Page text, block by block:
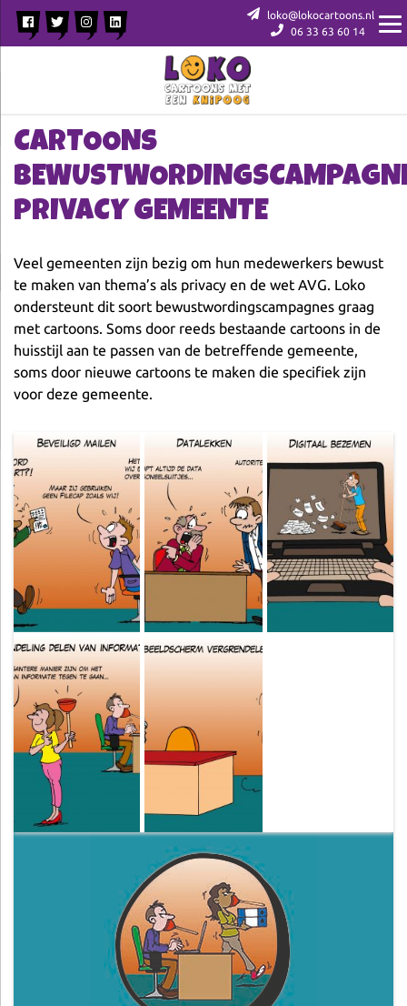
loko@lokocartoons.nl
06 33 63 60 14
CARTOONS
PRIVACY GEMEENTE
Veel gemeenten zijn bezig om hun medewerkers bewust
te maken van thema’s als privacy en de wet AVG. Loko
ondersteunt dit soort bewustwordingscampagnes graag
met cartoons. Soms door reeds bestaande cartoons in de
huisstijl aan te passen van de betreffende gemeente,
soms door nieuwe cartoons te maken die specifiek zijn
voor deze gemeente.